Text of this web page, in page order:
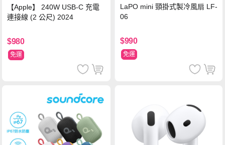
【Apple】 240W USB-C 充電
連接線 (2 公尺) 2024
$980
免運
LaPO mini 頸掛式製冷風扇 LF-
06
$990
免運